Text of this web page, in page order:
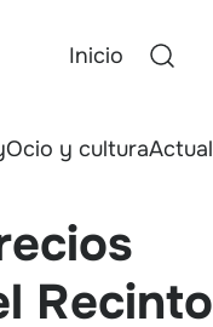
Inicio
Ocio y cultura
Recinto